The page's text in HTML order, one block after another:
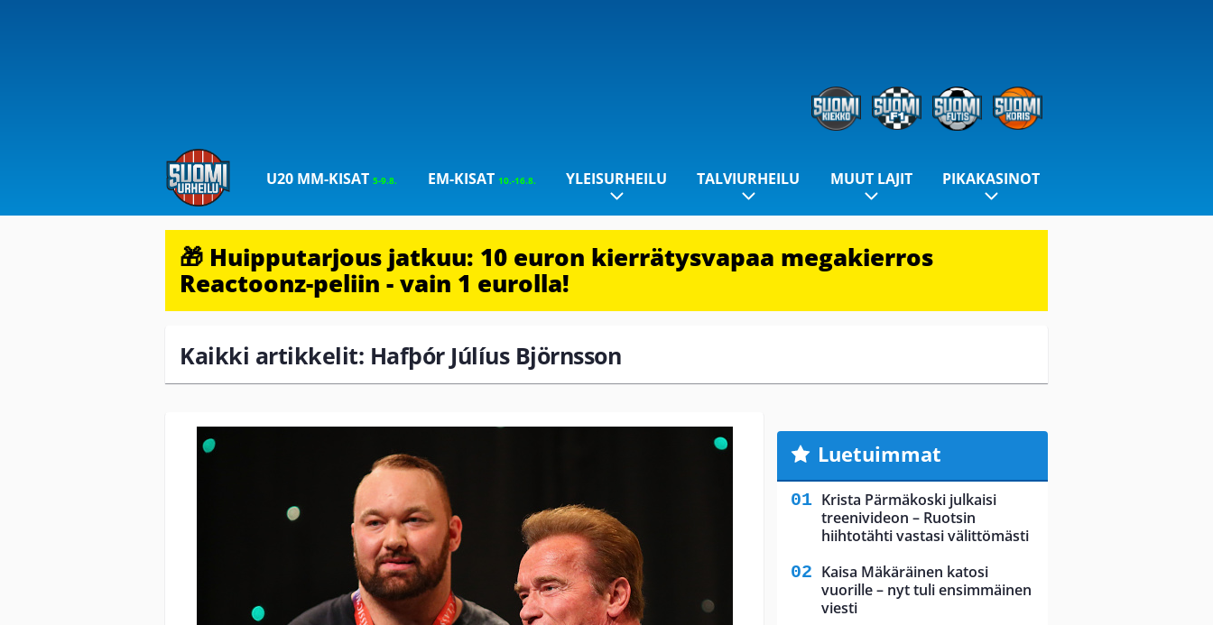
U20 MM-KISAT5-9.8. EM-KISAT 10.-16.8. YLEISURHEILU TALVIURHEILU MUUT LAJIT PIKAKASINOT
🎁 Huipputarjous jatkuu: 10 euron kierrätysvapaa megakierros
Reactoonz-peliin - vain 1 eurolla!
Kaikki artikkelit: Hafþór Júlíus Björnsson
Luetuimmat
Krista Pärmäkoski julkaisi
treenivideon – Ruotsin
hiihtotähti vastasi välittömästi
Kaisa Mäkäräinen katosi
vuorille – nyt tuli ensimmäinen
viesti